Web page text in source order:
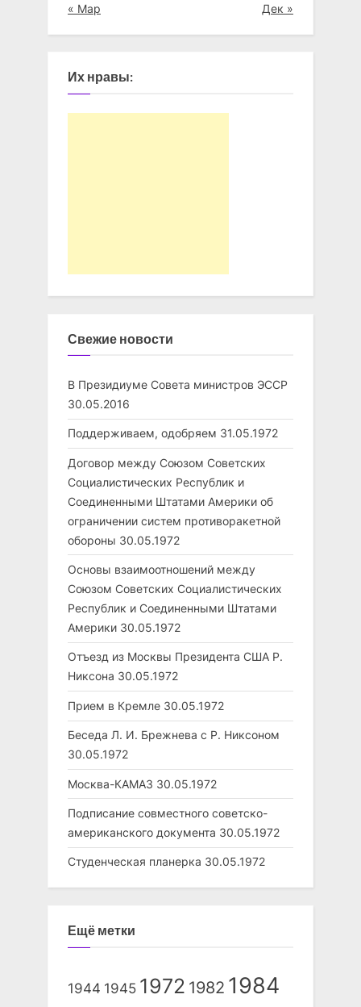
« Мар Дек »
Их нравы:
Свежие новости
В Президиуме Совета министров ЭССР
30.05.2016
Поддерживаем, одобряем 31.05.1972
Договор между Союзом Советских
Социалистических Республик и
Соединенными Штатами Америки об
ограничении систем противоракетной
обороны 30.05.1972
Основы взаимоотношений между
Союзом Советских Социалистических
Республик и Соединенными Штатами
Америки 30.05.1972
Отъезд из Москвы Президента США Р.
Никсона 30.05.1972
Прием в Кремле 30.05.1972
Беседа Л. И. Брежнева с Р. Никсоном
30.05.1972
Москва-КАМАЗ 30.05.1972
Подписание совместного советско-
американского документа 30.05.1972
Студенческая планерка 30.05.1972
Ещё метки
1944 1945 1972 1982 1984